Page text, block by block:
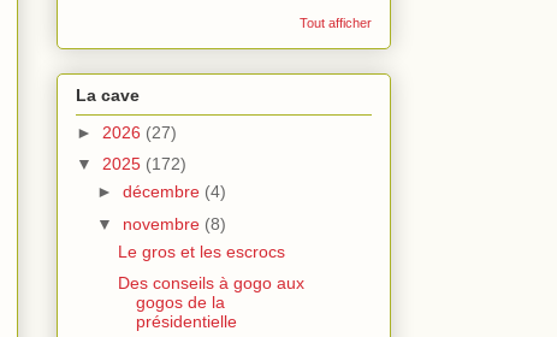
Tout afficher
La cave
► 2026 (27)
▼ 2025 (172)
► décembre (4)
▼ novembre (8)
Le gros et les escrocs
Des conseils à gogo aux
gogos de la
présidentielle